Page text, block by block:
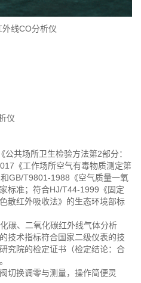
线CO分析仪
仪
共场所卫生检验方法第2部分：
《工作场所空气有毒物质测定第
GB/T9801-1988《空气质量一氧
标准；符合HJ/T44-1999《固定
散红外吸收法》的生态环境部标
碳、二氧化碳红外线气体分析
技术指标符合国家二级仪表的技
究院的检定证书（检定结论：合
切换调零与测量，操作简便灵